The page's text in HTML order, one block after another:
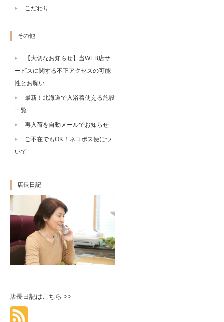
こだわり
その他
【大切なお知らせ】当WEB店サ
ービスに関する不正アクセスの可能
性とお願い
最新！北海道で入浴着使える施設
一覧
再入荷を自動メールでお知らせ
ご不在でもOK！ネコポス便につ
いて
店長日記
店長日記はこちら >>